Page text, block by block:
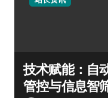
技术赋能：自
管控与信息智